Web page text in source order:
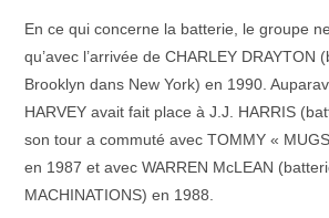
En ce qui concerne la batterie, le groupe
qu’avec l’arrivée de CHARLEY DRAYTON
Brooklyn dans New York) en 1990.
HARVEY avait fait place à J.J. HARRIS
son tour a commuté avec TOMMY «
en 1987 et avec WARREN McLEAN
MACHINATIONS) en 1988.